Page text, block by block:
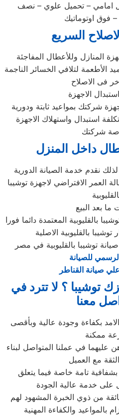
امامي – تحميل علوي – نصف
– فوق اوتوماتيك
السريع
المنازل وللأعطال المفاجئة
لتلافي الخسائر الناجمة
فى الاصلاح
الاجهزة
شركتك بمواعيد ثابتة ودورية
استبدال واستهلاك الاجهزة
شركتك
داخل المنزل
نقدم خدمة الصيانة الدورية
العمر الافتراضي لاجهزة توشيبا
ما بعد البيع
بالقليوبية المعتمدة دائما فورا
بالقليوبية الاصلية
توشيبا بالقليوبية في مصر
للصيانة
صيانة القناطر
توشيبا ؟ لا تترد في
معنا
بكفاءة وجودة عالية وبأقصى
ممكنة
عليهما في عملنا المتواصل لبناء
تامة خاصة فيما يتعلق
من ذوي الخبرة المشهود لهم
بالمواعيد والكفاءة المهنية